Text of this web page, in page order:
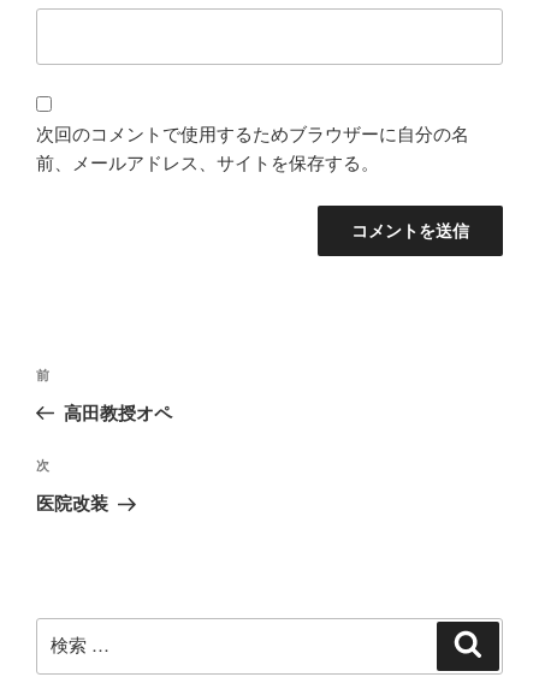
次回のコメントで使用するためブラウザーに自分の名
前、メールアドレス、サイトを保存する。
投
ナ
ビ
ゲ
ン
過
去
投
稿
前
高田教授オペ
次
の
次
医院改装
索: